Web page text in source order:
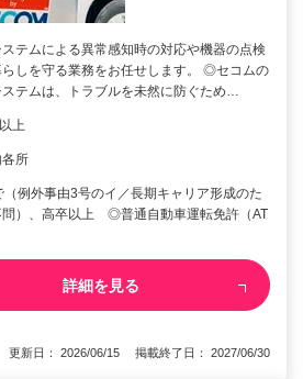
テムによる異常感知時の対応や機器の点検
しを守る業務をお任せします。 ◎セコムの
テムは、トラブルを未然に防ぐため…
上
所
例外事由3号のイ／長期キャリア形成のた
問）、高卒以上 ◎普通自動車運転免許（AT
詳細を見る
更新日： 2026/06/15 掲載終了日： 2027/06/30